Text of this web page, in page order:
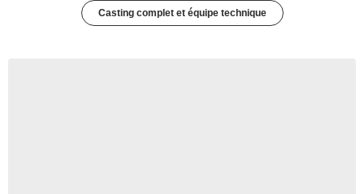
Casting complet et équipe technique